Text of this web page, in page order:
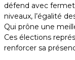
défend avec
niveaux, l’égalité
Qui prône une
Ces élections
renforcer sa